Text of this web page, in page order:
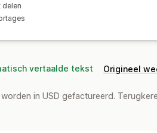
delen
vertaalde tekst Origineel
in USD gefactureerd.